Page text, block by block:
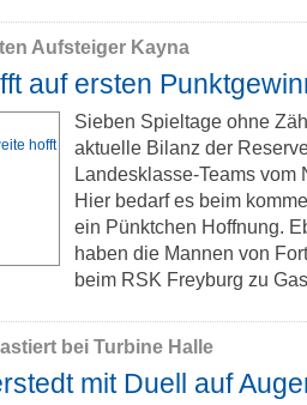
Aufsteiger Kayna
auf ersten
Sieben Spieltage ohne
aktuelle Bilanz der
Landesklasse-Teams vom
Hier bedarf es beim
ein Pünktchen Hoffnung.
haben die Mannen von
beim RSK Freyburg zu
bei Turbine Halle
mit Duell auf